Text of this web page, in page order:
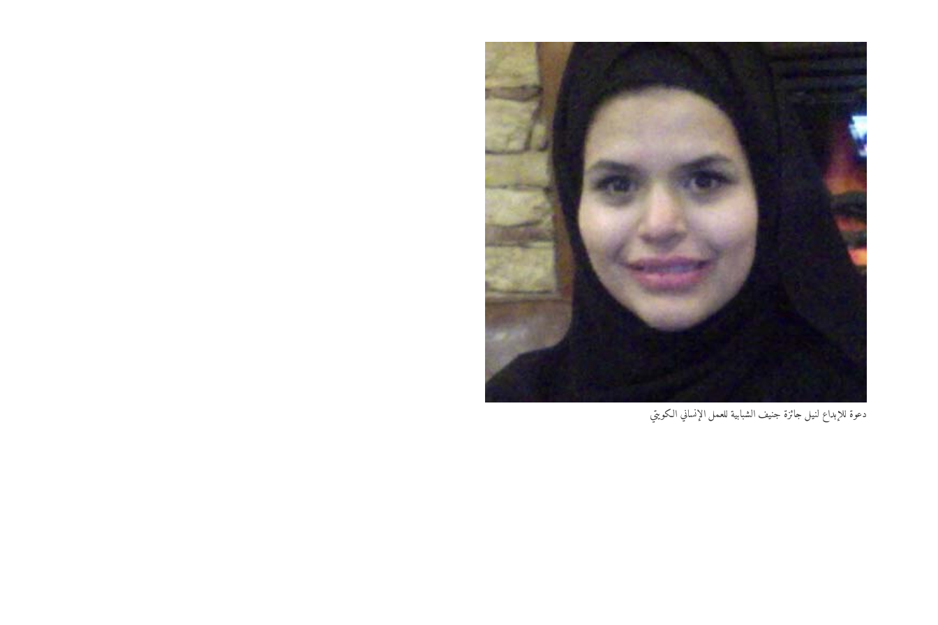
دعوة للإبداع لنيل جائزة جنيف الشبابية للعمل الإنساني الكويتي